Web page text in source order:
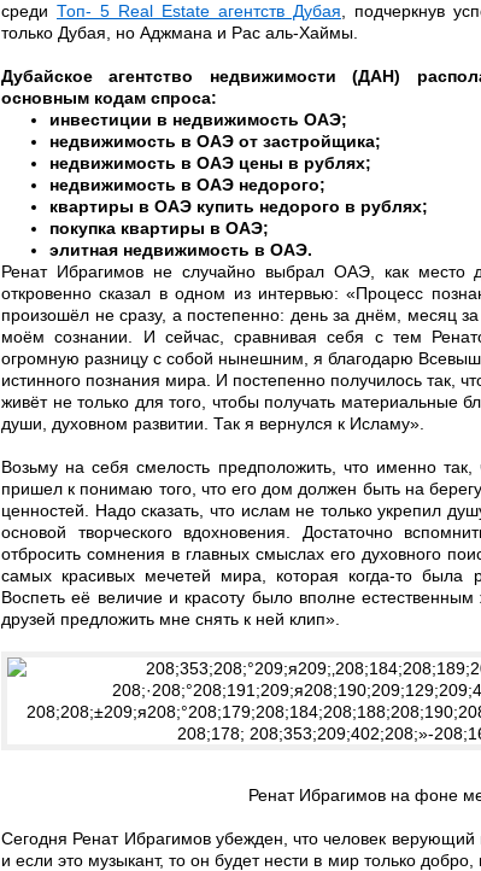
среди Топ- 5 Real Estate агентств Дубая , подчеркнув
только Дубая, но Аджмана и Рас аль-Хаймы.
Дубайское агентство недвижимости (ДАН)
основным кодам спроса:
инвестиции в недвижимость ОАЭ;
недвижимость в ОАЭ от застройщика;
недвижимость в ОАЭ цены в рублях;
недвижимость в ОАЭ недорого;
квартиры в ОАЭ купить недорого в рублях;
покупка квартиры в ОАЭ;
элитная недвижимость в ОАЭ.
Ренат Ибрагимов не случайно выбрал ОАЭ, как место
откровенно сказал в одном из интервью: «Процесс
произошёл не сразу, а постепенно: день за днём, месяц
моём сознании. И сейчас, сравнивая себя с тем
огромную разницу с собой нынешним, я благодарю
истинного познания мира. И постепенно получилось так,
живёт не только для того, чтобы получать материальные
души, духовном развитии. Так я вернулся к Исламу».
Возьму на себя смелость предположить, что именно
пришел к понимаю того, что его дом должен быть на
ценностей. Надо сказать, что ислам не только укрепил
основой творческого вдохновения. Достаточно
отбросить сомнения в главных смыслах его духовного
самых красивых мечетей мира, которая когда-то была
Воспеть её величие и красоту было вполне
друзей предложить мне снять к ней клип».
Ренат Ибрагимов на фоне
Сегодня Ренат Ибрагимов убежден, что человек верующий
и если это музыкант, то он будет нести в мир только